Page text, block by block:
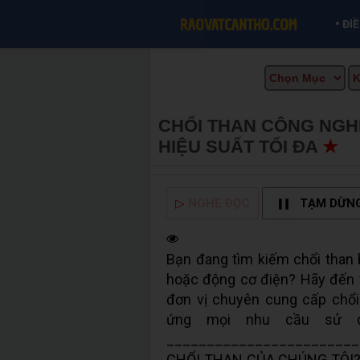
•
CHỔI THAN CÔNG
HIỆU SUẤT TỐI ĐA ★
▷ TẠM
Bạn đang tìm kiếm chổi than
hoặc động cơ điện? Hãy
đơn vị chuyên cung cấp
ứng mọi nhu cầu sử